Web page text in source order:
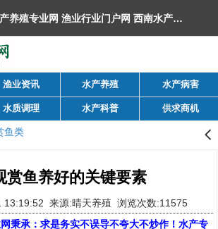
西南渔业网 水产养殖专业网 渔业行业门户网 ​西南水产网 丰祥渔业网 永川水花网，欢迎光临！
渔业资讯 水产养殖 水产病害
水质调理 水产科普 供求商机
鱼类 󰊒
赏鱼养好的关键要素
13:19:52 来源:晴天养殖 浏览次数:11575
秉承：求是务实不误导不夸大不炒作！水产专